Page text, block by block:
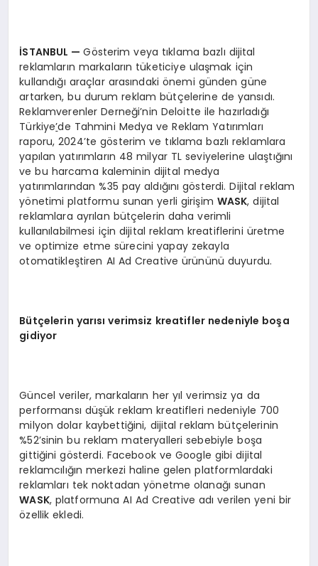
İSTANBUL —Gösterim veya tıklama bazlı dijital
reklamların markaların tüketiciye ulaşmak için
kullandığı araçlar arasındaki önemi günden güne
artarken, bu durum reklam bütçelerine de yansıdı.
Reklamverenler Derneği’nin Deloitte ile hazırladığı
Türkiye’de Tahmini Medya ve Reklam Yatırımları
raporu, 2024’te gösterim ve tıklama bazlı reklamlara
yapılan yatırımların 48 milyar TL seviyelerine ulaştığını
ve bu harcama kaleminin dijital medya
yatırımlarından %35 pay aldığını gösterdi. Dijital reklam
yönetimi platformu sunan yerli girişim WASK, dijital
reklamlara ayrılan bütçelerin daha verimli
kullanılabilmesi için dijital reklam kreatiflerini üretme
ve optimize etme sürecini yapay zekayla
otomatikleştiren AI Ad Creative ürününü duyurdu.
Bütçelerin yarısı verimsiz kreatifler nedeniyle boşa
gidiyor
Güncel veriler, markaların her yıl verimsiz ya da
performansı düşük reklam kreatifleri nedeniyle 700
milyon dolar kaybettiğini, dijital reklam bütçelerinin
%52’sinin bu reklam materyalleri sebebiyle boşa
gittiğini gösterdi. Facebook ve Google gibi dijital
reklamcılığın merkezi haline gelen platformlardaki
reklamları tek noktadan yönetme olanağı sunan
WASK, platformuna AI Ad Creative adı verilen yeni bir
özellik ekledi.